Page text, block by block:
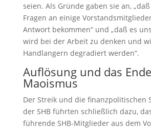
seien. Als Gründe gaben sie an,
Fragen an einige
Antwort bekommen“ und „daß es
wird bei der Arbeit zu denken und
Handlangern degradiert werden“.
Auflösung und das
Maoismus
Der Streik und die finanzpolitischen
der SHB führten schließlich dazu,
führende SHB-Mitglieder aus dem